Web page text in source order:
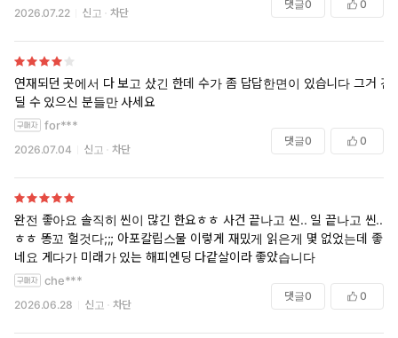
2026.07.22 신고 차단
댓글0 0
연재되던 곳에서 다 보고 샀긴 한데 수가 좀 답답한면이 있습니다 그거 견
딜 수 있으신 분들만 사세요
for***
2026.07.04 신고 차단
댓글0 0
완전 좋아요 솔직히 씬이 많긴 한요ㅎㅎ 사건 끝나고 씬.. 일 끝나고 씬..
ㅎㅎ 똥꼬 헐것다;;; 아포칼립스물 이렇게 재밌게 읽은게 몇 없었는데 좋
네요 게다가 미래가 있는 해피엔딩 다같살이라 좋았습니다
che***
2026.06.28 신고 차단
댓글0 0